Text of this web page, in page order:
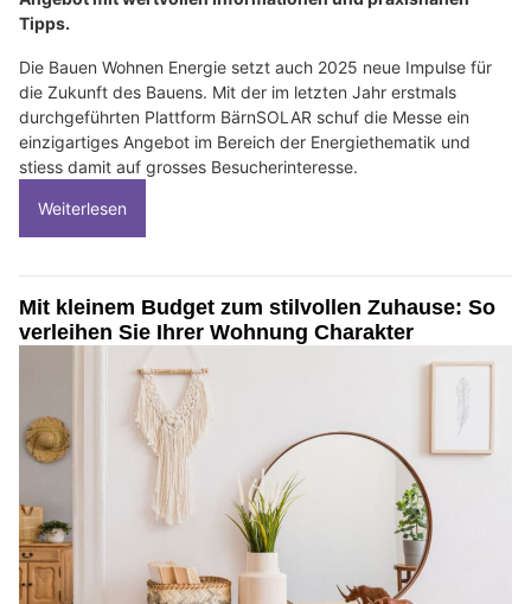
Tipps.
Die Bauen Wohnen Energie setzt auch 2025 neue Impulse für
die Zukunft des Bauens. Mit der im letzten Jahr erstmals
durchgeführten Plattform BärnSOLAR schuf die Messe ein
einzigartiges Angebot im Bereich der Energiethematik und
stiess damit auf grosses Besucherinteresse.
Weiterlesen
Mit kleinem Budget zum stilvollen Zuhause: So
verleihen Sie Ihrer Wohnung Charakter